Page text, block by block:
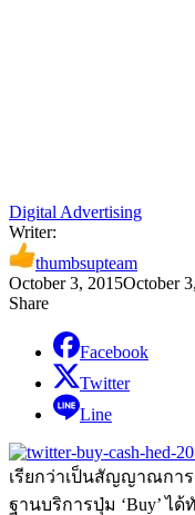
Digital Advertising
Writer:
thumbsupteam
October 3, 2015October
Share
Facebook
Twitter
Line
เรียกว่าเป็นสัญญาณกา
ฐานบริการปุ่ม ‘Buy’ ไ